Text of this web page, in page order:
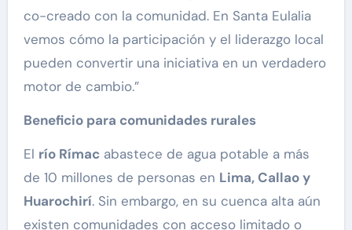
co-creado con la comunidad. En Santa Eulalia
vemos cómo la participación y el liderazgo local
pueden convertir una iniciativa en un verdadero
motor de cambio.”
Beneficio para comunidades rurales
El río Rímacabastece de agua potable a más
de 10 millones de personas en Lima, Callao y
Huarochirí. Sin embargo, en su cuenca alta aún
existen comunidades con acceso limitado o